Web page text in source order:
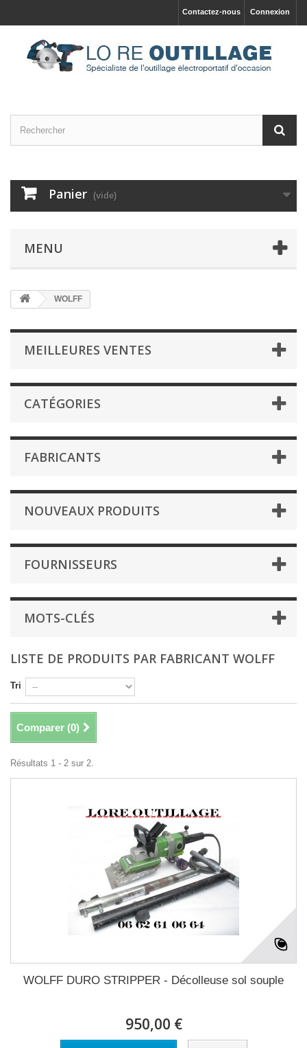
Connexion
Contactez-nous
Panier (vide)
MENU
WOLFF
MEILLEURES VENTES
CATÉGORIES
FABRICANTS
NOUVEAUX PRODUITS
FOURNISSEURS
MOTS-CLÉS
LISTE DE PRODUITS PAR FABRICANT WOLFF
Tri
Comparer (0)
Résultats 1 - 2 sur 2.
WOLFF DURO STRIPPER - Décolleuse sol souple
950,00 €